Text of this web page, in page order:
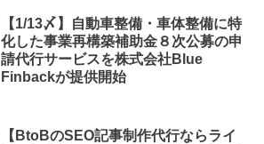
【1/13〆】自動車整備・車体整備に特
化した事業再構築補助金８次公募の申
請代行サービスを株式会社Blue
Finbackが提供開始
【BtoBのSEO記事制作代行ならライ